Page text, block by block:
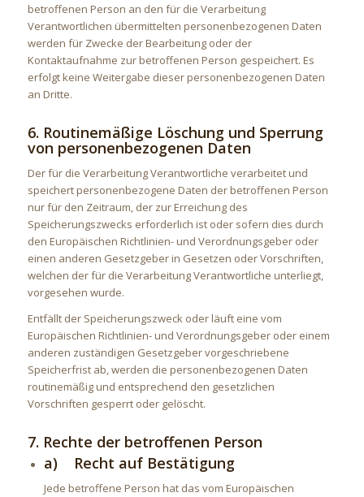
betroffenen Person an den für die Verarbeitung
Verantwortlichen übermittelten personenbezogenen Daten
werden für Zwecke der Bearbeitung oder der
Kontaktaufnahme zur betroffenen Person gespeichert. Es
erfolgt keine Weitergabe dieser personenbezogenen Daten
an Dritte.
6. Routinemäßige Löschung und Sperrung
von personenbezogenen Daten
Der für die Verarbeitung Verantwortliche verarbeitet und
speichert personenbezogene Daten der betroffenen Person
nur für den Zeitraum, der zur Erreichung des
Speicherungszwecks erforderlich ist oder sofern dies durch
den Europäischen Richtlinien- und Verordnungsgeber oder
einen anderen Gesetzgeber in Gesetzen oder Vorschriften,
welchen der für die Verarbeitung Verantwortliche unterliegt,
vorgesehen wurde.
Entfällt der Speicherungszweck oder läuft eine vom
Europäischen Richtlinien- und Verordnungsgeber oder einem
anderen zuständigen Gesetzgeber vorgeschriebene
Speicherfrist ab, werden die personenbezogenen Daten
routinemäßig und entsprechend den gesetzlichen
Vorschriften gesperrt oder gelöscht.
7. Rechte der betroffenen Person
a) Recht auf Bestätigung
Jede betroffene Person hat das vom Europäischen